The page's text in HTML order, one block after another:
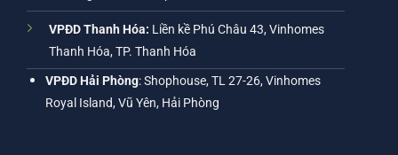
VPĐD Thanh Hóa: Liền kề Phú Châu 43, Vinhomes
Thanh Hóa, TP. Thanh Hóa
VPĐD Hải Phòng: Shophouse, TL 27-26, Vinhomes
Royal Island, Vũ Yên, Hải Phòng